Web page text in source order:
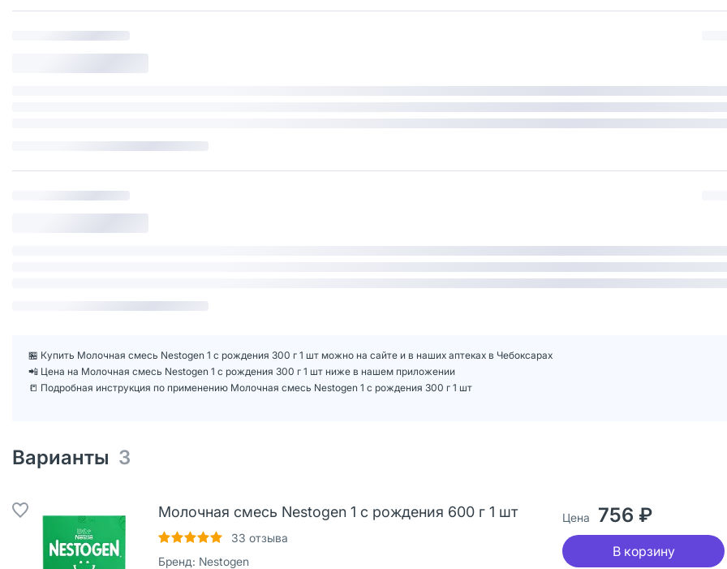
🏪 Купить Молочная смесь Nestogen 1 с рождения 300 г 1 шт можно на сайте и в наших аптеках в Чебоксарах
📲 Цена на Молочная смесь Nestogen 1 с рождения 300 г 1 шт ниже в нашем приложении
📒 Подробная инструкция по применению Молочная смесь Nestogen 1 с рождения 300 г 1 шт
Варианты 3
Молочная смесь Nestogen 1 с рождения 600 г 1 шт
33 отзыва
Бренд: Nestogen
Цена 756 ₽
В корзину